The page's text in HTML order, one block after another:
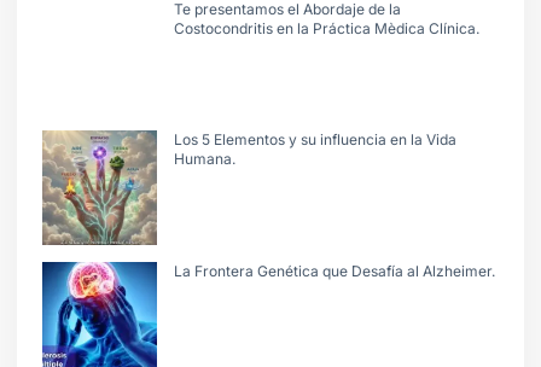
Te presentamos el Abordaje de la
Costocondritis en la Práctica Mèdica Clínica.
Los 5 Elementos y su influencia en la Vida
Humana.
La Frontera Genética que Desafía al Alzheimer.